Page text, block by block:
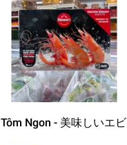
Tôm Ngon - 美味しいエビ